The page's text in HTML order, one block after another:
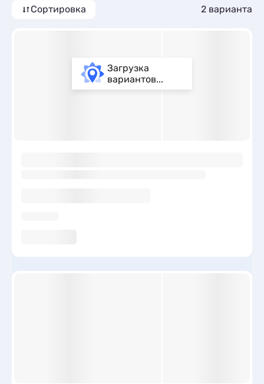
Сортировка 2 варианта
Загрузка
вариантов...